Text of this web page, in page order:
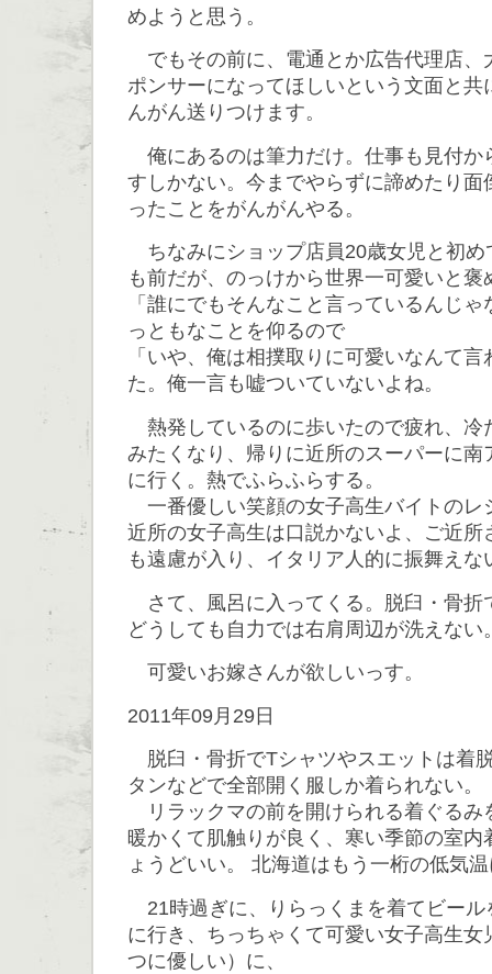
めようと思う。
でもその前に、電通とか広告代理店、
ポンサーになってほしいという文面と共
んがん送りつけます。
俺にあるのは筆力だけ。仕事も見付か
すしかない。今までやらずに諦めたり面
ったことをがんがんやる。
ちなみにショップ店員20歳女児と初め
も前だが、のっけから世界一可愛いと褒
「誰にでもそんなこと言っているんじ
っともなことを仰るので
「いや、俺は相撲取りに可愛いなんて
た。俺一言も嘘ついていないよね。
熱発しているのに歩いたので疲れ、冷
みたくなり、帰りに近所のスーパーに南
に行く。熱でふらふらする。
一番優しい笑顔の女子高生バイトのレ
近所の女子高生は口説かないよ、ご近所
も遠慮が入り、イタリア人的に振舞えな
さて、風呂に入ってくる。脱臼・骨折
どうしても自力では右肩周辺が洗えない
可愛いお嫁さんが欲しいっす。
2011年09月29日
脱臼・骨折でTシャツやスエットは着
タンなどで全部開く服しか着られない。
リラックマの前を開けられる着ぐるみ
暖かくて肌触りが良く、寒い季節の室内
ょうどいい。 北海道はもう一桁の低気
21時過ぎに、りらっくまを着てビール
に行き、ちっちゃくて可愛い女子高生女
つに優しい）に、